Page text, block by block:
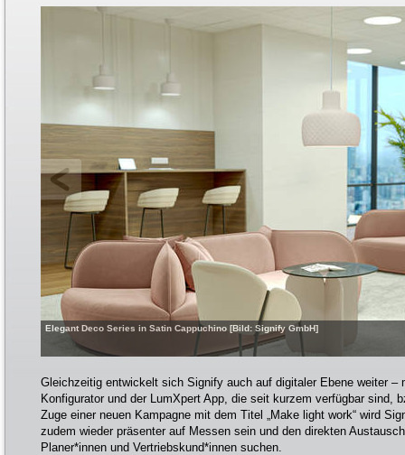
Elegant Deco Series in Satin Cappuchino [Bild: Signify GmbH]
Gleichzeitig entwickelt sich Signify auch auf digitaler Ebene weiter –
Konfigurator und der LumXpert App, die seit kurzem verfügbar sind,
Zuge einer neuen Kampagne mit dem Titel „Make light work“ wird
zudem wieder präsenter auf Messen sein und den direkten
Planer*innen und Vertriebskund*innen suchen.